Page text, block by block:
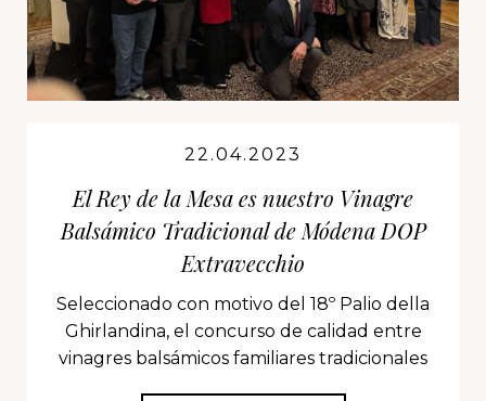
22.04.2023
El Rey de la Mesa es nuestro Vinagre
Balsámico Tradicional de Módena DOP
Extravecchio
Seleccionado con motivo del 18º Palio della
Ghirlandina, el concurso de calidad entre
vinagres balsámicos familiares tradicionales